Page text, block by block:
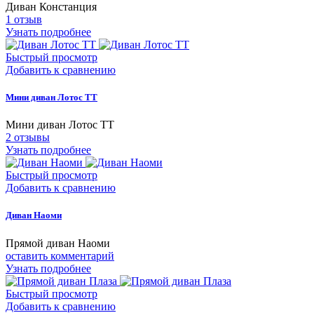
Диван Констанция
1 отзыв
Узнать подробнее
Быстрый просмотр
Добавить к сравнению
Мини диван Лотос ТТ
Мини диван Лотос ТТ
2 отзывы
Узнать подробнее
Быстрый просмотр
Добавить к сравнению
Диван Наоми
Прямой диван Наоми
оставить комментарий
Узнать подробнее
Быстрый просмотр
Добавить к сравнению